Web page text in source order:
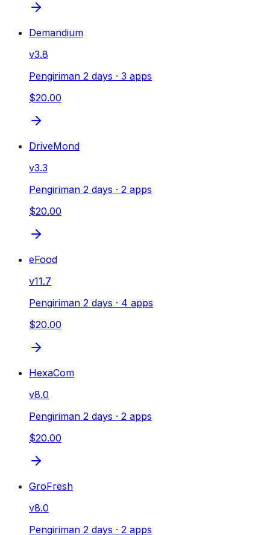
Demandium
v3.8
Pengiriman 2 days · 3 apps
$20.00
DriveMond
v3.3
Pengiriman 2 days · 2 apps
$20.00
eFood
v11.7
Pengiriman 2 days · 4 apps
$20.00
HexaCom
v8.0
Pengiriman 2 days · 2 apps
$20.00
GroFresh
v8.0
Pengiriman 2 days · 2 apps